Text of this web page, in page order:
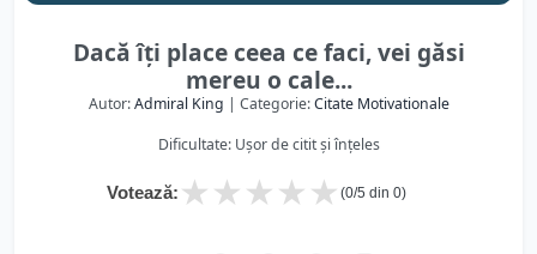
Dacă îți place ceea ce faci, vei găsi
mereu o cale...
Autor:Admiral King | Categorie:Citate Motivationale
Dificultate: Ușor de citit și înțeles
Votează: ★
★
★
★
★ (0/5 din 0)